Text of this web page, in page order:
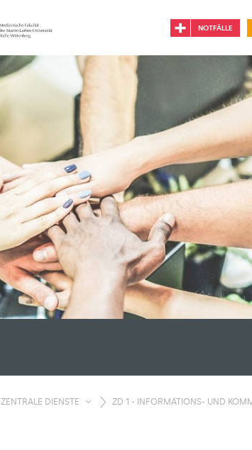
NOTFÄLLE
ZENTRALE DIENSTE ZD 1 - INFORMATIONS- UND